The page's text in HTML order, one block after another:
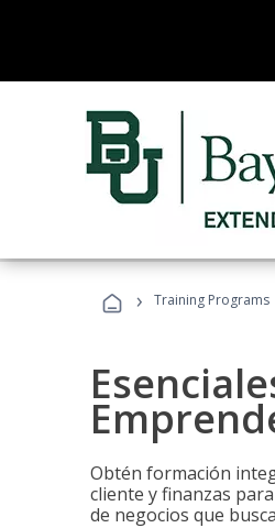
› Training Programs
Obtén formación
cliente y finanzas
de negocios que